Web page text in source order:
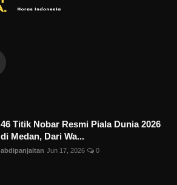
46 Titik Nobar Resmi Piala Dunia 2026
di Medan, Dari Wa...
abdipanjaitan Jun 17, 2026 0